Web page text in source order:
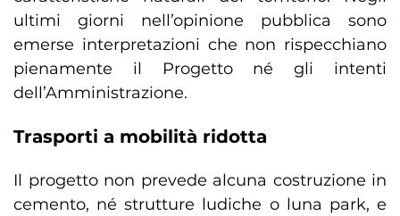
ultimi giorni nell’opinione pubblica sono
emerse interpretazioni che non rispecchiano
pienamente il Progetto né gli intenti
dell’Amministrazione.
Trasporti a mobilità ridotta
Il progetto non prevede alcuna costruzione in
cemento, né strutture ludiche o luna park, e